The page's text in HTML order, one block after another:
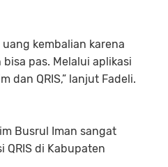
kembalian karena
pas. Melalui aplikasi
dan QRIS,” lanjut Fadeli.
Busrul Iman sangat
QRIS di Kabupaten